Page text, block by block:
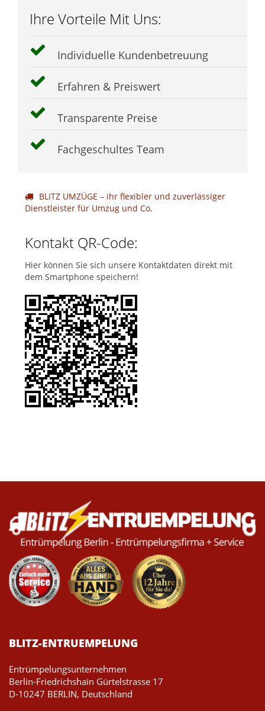
Ihre Vorteile Mit Uns:
Individuelle Kundenbetreuung
Erfahren & Preiswert
Transparente Preise
Fachgeschultes Team
BLITZ UMZÜGE – ihr flexibler und zuverlässiger
Dienstleister für Umzug und Co.
Kontakt QR-Code:
Hier können Sie sich unsere Kontaktdaten direkt mit
dem Smartphone speichern!
BLITZ-ENTRUEMPELUNG
Entrümpelungsunternehmen
Berlin-Friedrichshain Gürtelstrasse 17
D-10247 BERLIN, Deutschland